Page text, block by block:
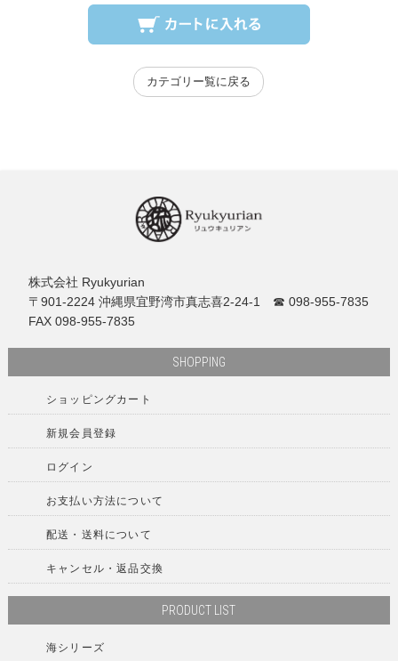
カテゴリー覧に戻る
株式会社 Ryukyurian
〒901-2224 沖縄県宜野湾市真志喜2-24-1 ☎ 098-955-7835
FAX 098-955-7835
SHOPPING
ショッピングカート
新規会員登録
ログイン
お支払い方法について
配送・送料について
キャンセル・返品交換
PRODUCT LIST
海シリーズ